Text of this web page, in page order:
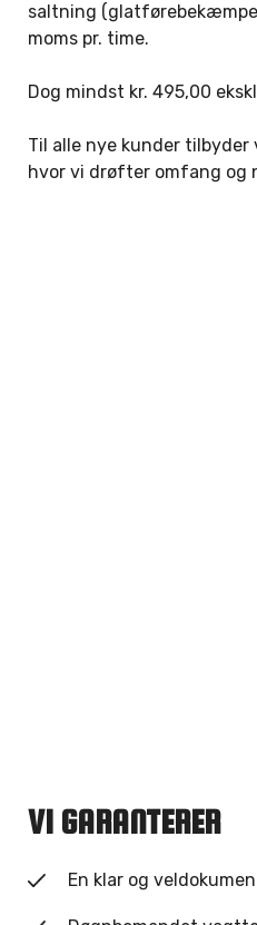
saltning
moms pr. time.
Dog mindst kr. 495,00
Til alle nye kunder
hvor vi drøfter omfang og
VI GARANTERER
En klar og